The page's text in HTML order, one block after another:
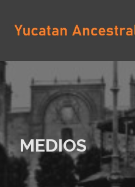
contenido
YUCATAN ANCESTRAL
MEDIOS